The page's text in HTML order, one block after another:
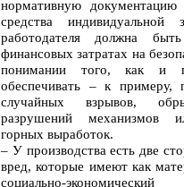
нормативную документацию
средства
работодателя должна
финансовых затратах на
понимании того, как и
обеспечивать – к примеру,
случайных взрывов,
разрушений механизмов
горных выработок.
– У производства есть две
вред, которые имеют как
социально-